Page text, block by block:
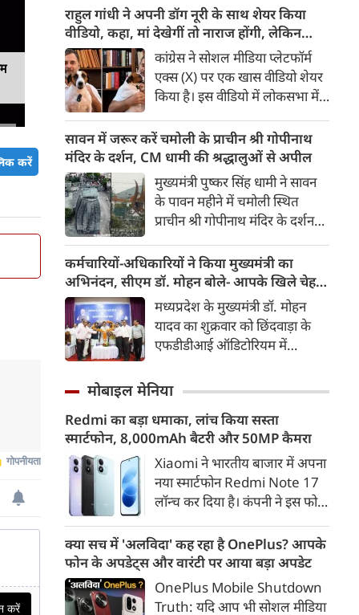
करें
होने और कई हिस्सों में मूसलाधार
बारिश, जलभराव व बाढ़ जैसी स्थिति
को लेकर चेतावनी जारी की है।
पश्चिम भारत के तटीय इलाकों से
लेकर उत्तर भारत के मैदानी व पहाड़ी
क्षेत्रों में अगले 24 से 48 घंटों के
दौरान भारी से अत्यधिक भारी बारिश
का अलर्ट दिया गया है।
राहुल गांधी ने अपनी डॉग नूरी के साथ शेयर किया
वीडियो, कहा, मां देखेगीं तो नाराज होंगी, लेकिन
मैनेज कर लेंगे
कांग्रेस ने सोशल मीडिया प्लेटफॉर्म
एक्स (X) पर एक खास वीडियो शेयर
किया है। इस वीडियो में लोकसभा में
सोनिया गांधी के पालतू डॉगी नूरी के
साथ समय बिताते हुए दिखाई दे रहे
हैं। वीडियो के जरिए कांग्रेस ने लोगों से
बेजुबान जानवरों के प्रति प्यार,
सम्मान और दया का भाव रखने की
अपील की है
सावन में जरूर करें चमोली के प्राचीन श्री गोपीनाथ
मंदिर के दर्शन, CM धामी की श्रद्धालुओं से अपील
मुख्यमंत्री पुष्कर सिंह धामी ने सावन
के पावन महीने में चमोली स्थित
प्राचीन श्री गोपीनाथ मंदिर के दर्शन
का इतिहास, वास्तुकला, धार्मिक
महत्व और यहां पहुंचने का पूरा मार्ग।
कर्मचारियों-अधिकारियों ने किया मुख्यमंत्री का
अभिनंदन, सीएम डॉ. मोहन बोले- आपके खिले चेहरे
देखकर आनंद आता हैमध्यप्रदेश के मुख्यमंत्री डॉ. मोहन
यादव का शुक्रवार को छिंदवाड़ा के
एफडीडीआई ऑडिटोरियम में
अधिकारियों-कर्मचारियों ने प्रमोशन
मौके पर मुख्यमंत्री डॉ. मोहन यादव ने
कहा कि राज्य सरकार कई तरह के
काम करना चाहती है। प्रधानमंत्री नरेंद्र
मोदी के नेतृत्व में 12 साल की यात्रा में
देश दुनिया के सामने अलग पहचान
विकास हो रहा है। लगातार जन-
कल्याणकारी योजनाओं से जनता का
कल्याण हो रहा है। प्रधानमंत्री मोदी के
नेतृत्व में देश वो निर्णय भी ले रहा है,
मोबाइल मेनिया
Redmi का बड़ा धमाका, लांच किया सस्ता
स्मार्टफोन, 8,000mAh बैटरी और 50MP कैमरा
Xiaomi ने भारतीय बाजार में अपना
नया स्मार्टफोन Redmi Note 17
लॉन्च कर दिया है। कंपनी ने इस फोन
डिस्प्ले, 8,000mAh की बड़ी बैटरी
और Qualcomm Snapdragon
चिपसेट के साथ पेश किया है। फोन में
50MP का मेन कैमरा दिया गया है।
क्या सच में 'अलविदा' कह रहा है OnePlus? आपके
फोन के अपडेट्स और वारंटी पर आया बड़ा अपडेट
OnePlus Mobile Shutdown
Truth: यदि आप भी सोशल मीडिया